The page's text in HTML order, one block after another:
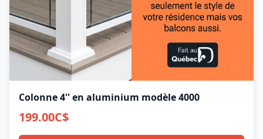
Colonne 4'' en aluminium modèle 4000
199.00C$